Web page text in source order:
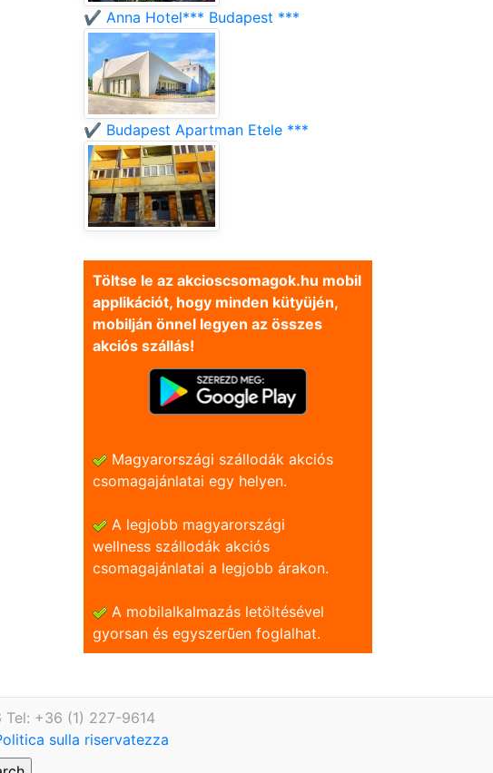
✔️ Anna Hotel*** Budapest ***
✔️ Budapest Apartman Etele ***
Töltse le az akcioscsomagok.hu mobil
applikációt, hogy minden kütyüjén,
mobilján önnel legyen az összes
akciós szállás!
Magyarországi szállodák akciós
csomagajánlatai egy helyen.
A legjobb magyarországi
wellness szállodák akciós
csomagajánlatai a legjobb árakon.
A mobilalkalmazás letöltésével
gyorsan és egyszerũen foglalhat.
+36 (1) 227-9614
sulla riservatezza